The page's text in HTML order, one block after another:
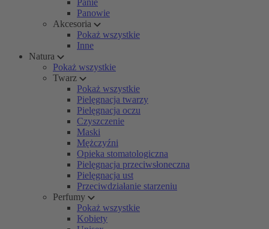
Panie
Panowie
Akcesoria
Pokaż wszystkie
Inne
Natura
Pokaż wszystkie
Twarz
Pokaż wszystkie
Pielęgnacja twarzy
Pielęgnacja oczu
Czyszczenie
Maski
Mężczyźni
Opieka stomatologiczna
Pielęgnacja przeciwsłoneczna
Pielęgnacja ust
Przeciwdziałanie starzeniu
Perfumy
Pokaż wszystkie
Kobiety